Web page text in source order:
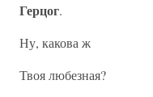
Герцог.
Ну, какова ж
Твоя любезная?